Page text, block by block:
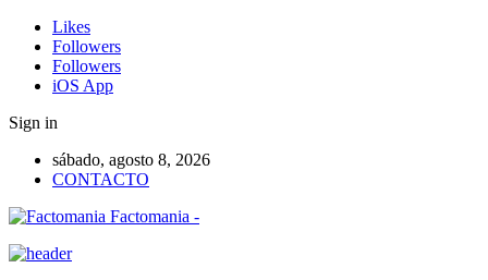
Likes
Followers
Followers
iOS App
Sign in
sábado, agosto 8, 2026
CONTACTO
Factomania -